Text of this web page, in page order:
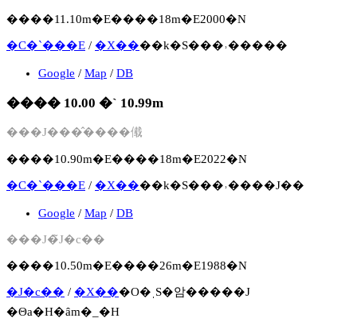
����11.10m�E����18m�E2000�N
�C�`���E / �X����k�S���˒�����
Google / Map / DB
���� 10.00 �` 10.99m
���J���̂����傤
����10.90m�E����18m�E2022�N
�C�`���E / �X����k�S���˒����J��
Google / Map / DB
���J�̃J�c��
����10.50m�E����26m�E1988�N
�J�c�� / �X���O�ˌS�암�����J
�Θa�H�ȃm�_�H